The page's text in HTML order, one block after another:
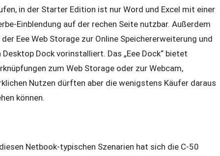
in der Starter Edition ist nur Word und Excel mit einer
Einblendung auf der rechen Seite nutzbar. Außerdem
Eee Web Storage zur Online Speichererweiterung und
Desktop Dock vorinstalliert. Das „Eee Dock“ bietet
zum Web Storage oder zur Webcam,
Nutzen dürften aber die wenigstens Käufer daraus
können.
Netbook-typischen Szenarien hat sich die C-50